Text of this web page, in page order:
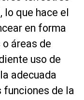
lo que hace el
en forma
áreas de
uso de
adecuada
de la